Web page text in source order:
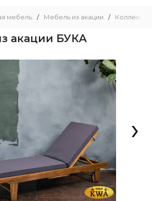
мебель / Мебель из акации /
акации БУКА
›